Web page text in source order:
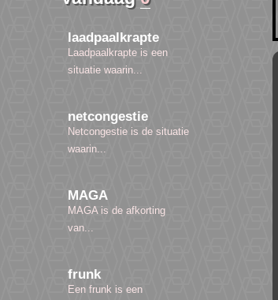
laadpaalkrapte
Laadpaalkrapte is een
situatie waarin...
netcongestie
Netcongestie is de situatie
waarin...
MAGA
MAGA is de afkorting
van...
frunk
Een frunk is een